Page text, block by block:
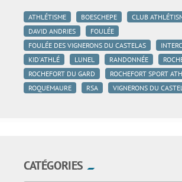
ATHLÉTISME BOESCHEPE
CLUB
DAVID ANDRIES
FOULÉE
FOULÉE DES VIGNERONS DU CASTELAS
KID'ATHLÉ
LUNEL RANDONNÉE
ROCHEFORT DU GARD
ROCHEFORT SPORT
ROQUEMAURE
RSA VIGNERONS DU
CATÉGORIES